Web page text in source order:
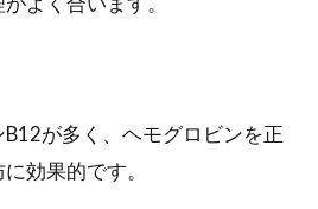
が多く、ヘモグロビンを正
効果的です。